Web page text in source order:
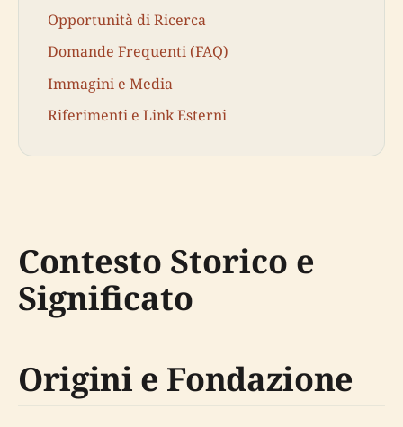
Opportunità di Ricerca
Domande Frequenti (FAQ)
Immagini e Media
Riferimenti e Link Esterni
Contesto Storico e
Significato
Origini e Fondazione